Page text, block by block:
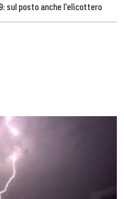
sul posto anche l'elicottero